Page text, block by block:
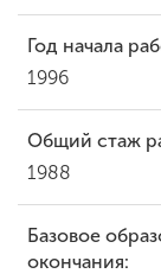
Год начала
1996
Общий стаж
1988
Базовое
окончания: